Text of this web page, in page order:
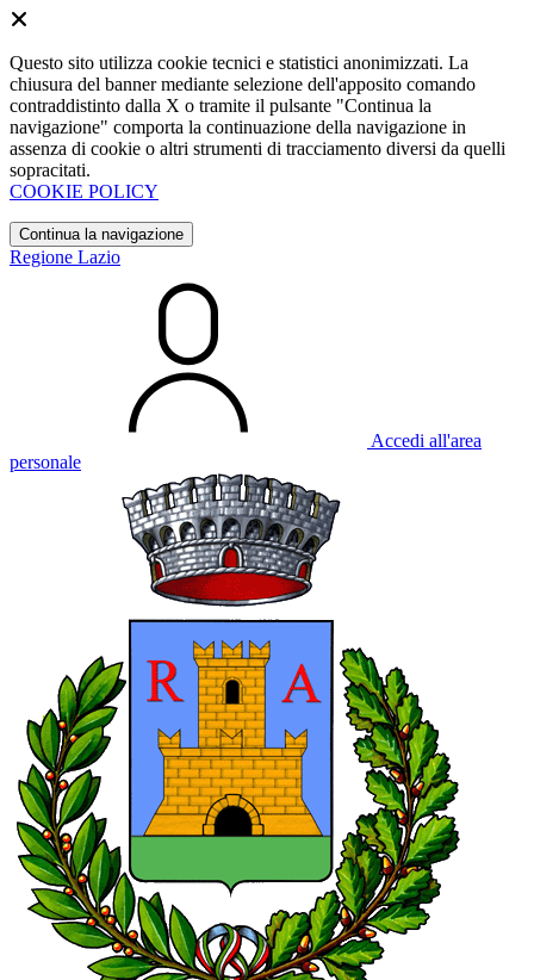
Questo sito utilizza cookie tecnici e statistici anonimizzati. La
chiusura del banner mediante selezione dell'apposito comando
contraddistinto dalla X o tramite il pulsante "Continua la
navigazione" comporta la continuazione della navigazione in
assenza di cookie o altri strumenti di tracciamento diversi da quelli
sopracitati.
COOKIE POLICY
Continua la navigazione
Regione Lazio
Accedi all'area
personale